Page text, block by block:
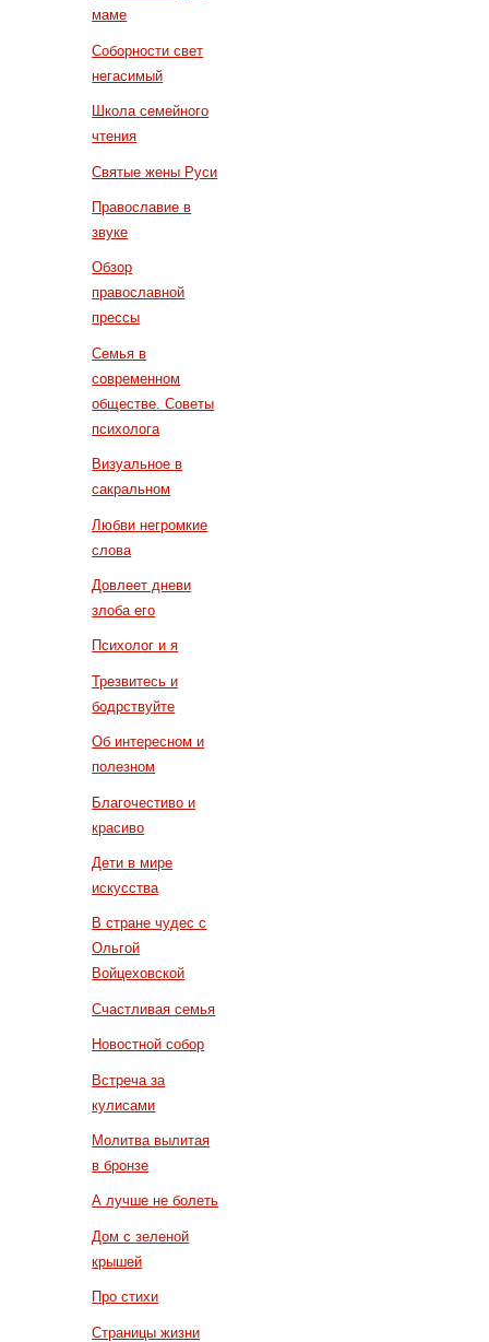
маме
Соборности свет
негасимый
Школа семейного
чтения
Святые жены Руси
Православие в
звуке
Обзор
православной
прессы
Семья в
современном
обществе. Советы
психолога
Визуальное в
сакральном
Любви негромкие
слова
Довлеет дневи
злоба его
Психолог и я
Трезвитесь и
бодрствуйте
Об интересном и
полезном
Благочестиво и
красиво
Дети в мире
искусства
В стране чудес с
Ольгой
Войцеховской
Счастливая семья
Новостной собор
Встреча за
кулисами
Молитва вылитая
в бронзе
А лучше не болеть
Дом с зеленой
крышей
Про стихи
Страницы жизни